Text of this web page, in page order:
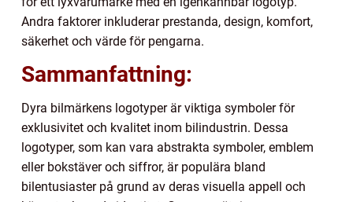
Andra faktorer inkluderar prestanda, design, komfort,
säkerhet och värde för pengarna.
Sammanfattning:
Dyra bilmärkens logotyper är viktiga symboler för
exklusivitet och kvalitet inom bilindustrin. Dessa
logotyper, som kan vara abstrakta symboler, emblem
eller bokstäver och siffror, är populära bland
bilentusiaster på grund av deras visuella appell och